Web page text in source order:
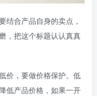
合产品自身的卖点，
，把这个标题认认真真
，要做价格保护。低
低产品价格，如果一开